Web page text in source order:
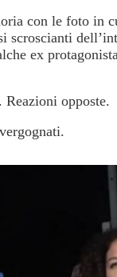
con le foto in
scroscianti
ex
opposte.